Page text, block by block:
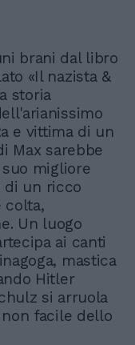
brani dal libro
«Il nazista &
storia
e vittima di un
Max sarebbe
migliore
di un ricco
colta,
Un luogo
ai canti
mastica
Hitler
si arruola
facile dello